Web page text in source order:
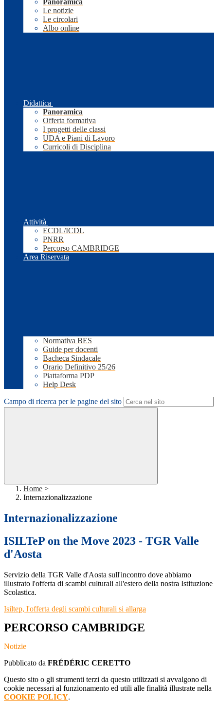
Panoramica
Le notizie
Le circolari
Albo online
Didattica
Panoramica
Offerta formativa
I progetti delle classi
UDA e Piani di Lavoro
Curricoli di Disciplina
Attività
ECDL/ICDL
PNRR
Percorso CAMBRIDGE
Area Riservata
Normativa BES
Guide per docenti
Bacheca Sindacale
Orario Definitivo 25/26
Piattaforma PDP
Help Desk
Campo di ricerca per le pagine del sito
Home >
Internazionalizzazione
Internazionalizzazione
ISILTeP on the Move 2023 - TGR Valle
d'Aosta
Servizio della TGR Valle d'Aosta sull'incontro dove abbiamo
illustrato l'offerta di scambi culturali all'estero della nostra Istituzione
Scolastica.
Isiltep, l'offerta degli scambi culturali si allarga
PERCORSO CAMBRIDGE
Notizie
Pubblicato da FRÉDÉRIC CERETTO
Questo sito o gli strumenti terzi da questo utilizzati si avvalgono di
cookie necessari al funzionamento ed utili alle finalità illustrate nella
COOKIE POLICY.